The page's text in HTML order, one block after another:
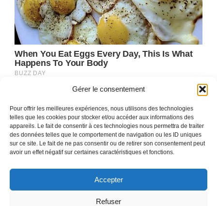
Gérer le consentement
Pour offrir les meilleures expériences, nous utilisons des technologies
telles que les cookies pour stocker et/ou accéder aux informations des
appareils. Le fait de consentir à ces technologies nous permettra de traiter
des données telles que le comportement de navigation ou les ID uniques
sur ce site. Le fait de ne pas consentir ou de retirer son consentement peut
avoir un effet négatif sur certaines caractéristiques et fonctions.
Accepter
Refuser